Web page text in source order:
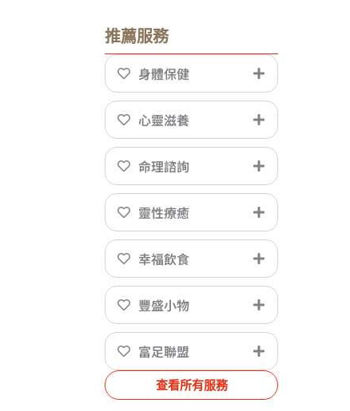
推薦服務
身體保健
心靈滋養
命理諮詢
靈性療癒
幸福飲食
豐盛小物
富足聯盟
查看所有服務